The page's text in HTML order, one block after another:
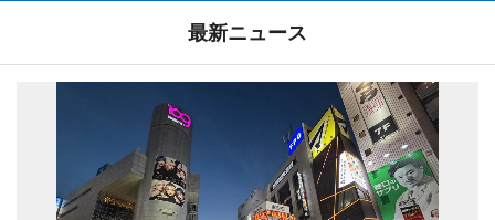
最新ニュース